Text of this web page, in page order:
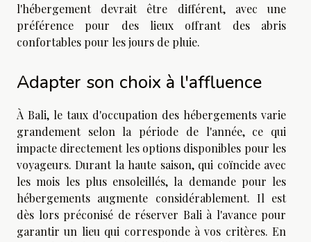
l'hébergement devrait être différent, avec une
préférence pour des lieux offrant des abris
confortables pour les jours de pluie.
Adapter son choix à l'affluence
À Bali, le taux d'occupation des hébergements varie
grandement selon la période de l'année, ce qui
impacte directement les options disponibles pour les
voyageurs. Durant la haute saison, qui coïncide avec
les mois les plus ensoleillés, la demande pour les
hébergements augmente considérablement. Il est
dès lors préconisé de réserver Bali à l'avance pour
garantir un lieu qui corresponde à vos critères. En